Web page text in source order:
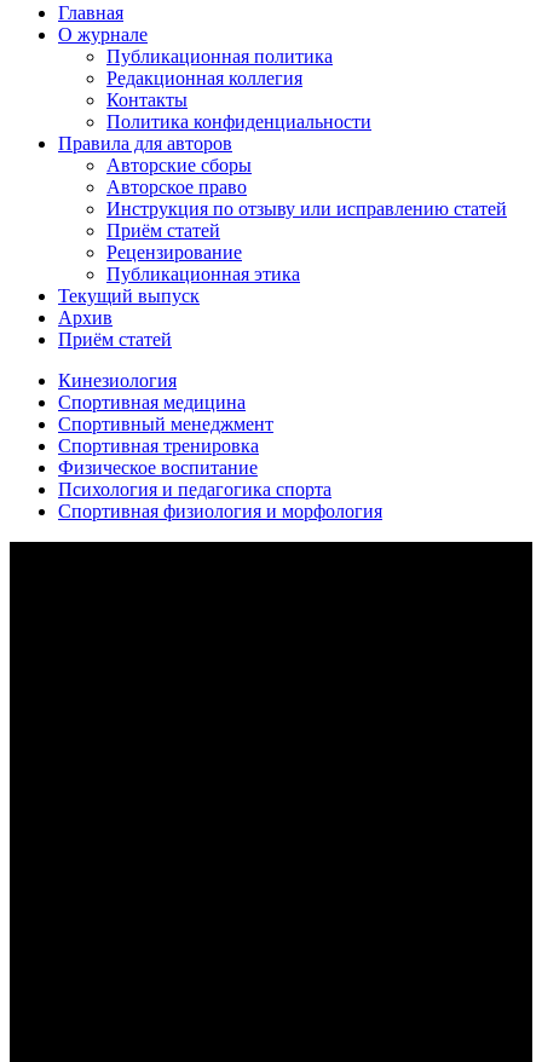
Главная
О журнале
Публикационная политика
Редакционная коллегия
Контакты
Политика конфиденциальности
Правила для авторов
Авторские сборы
Авторское право
Инструкция по отзыву или исправлению статей
Приём статей
Рецензирование
Публикационная этика
Текущий выпуск
Архив
Приём статей
Кинезиология
Спортивная медицина
Спортивный менеджмент
Спортивная тренировка
Физическое воспитание
Психология и педагогика спорта
Спортивная физиология и морфология